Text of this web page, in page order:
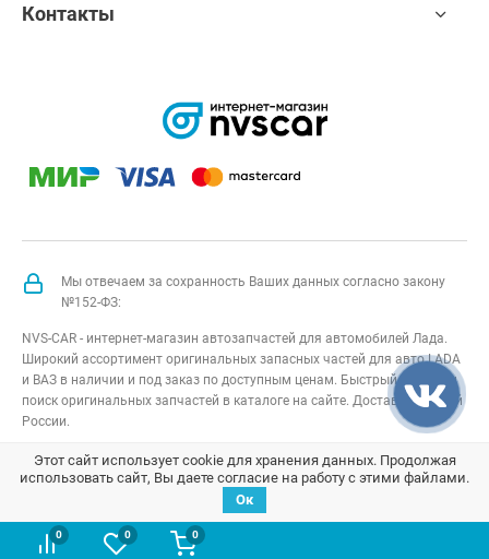
0 0 0
Контакты
Мы отвечаем за сохранность Ваших данных согласно закону
№152-ФЗ:
NVS-CAR - интернет-магазин автозапчастей для автомобилей Лада.
Широкий ассортимент оригинальных запасных частей для авто LADA
и ВАЗ в наличии и под заказ по доступным ценам. Быстрый подбор и
поиск оригинальных запчастей в каталоге на сайте. Доставка по всей
России.
NVS-CAR© 2014 –2026Все права защищеныкарта сайта;
Договор оферта; Политика конфиденциальности
Этот сайт использует cookie для хранения данных. Продолжая
использовать сайт, Вы даете согласие на работу с этими файлами.
Ок